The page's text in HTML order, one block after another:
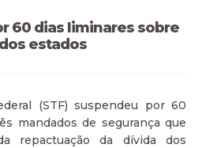
60 dias liminares sobre
estados
(STF) suspendeu por 60
mandados de segurança que
repactuação da dívida dos